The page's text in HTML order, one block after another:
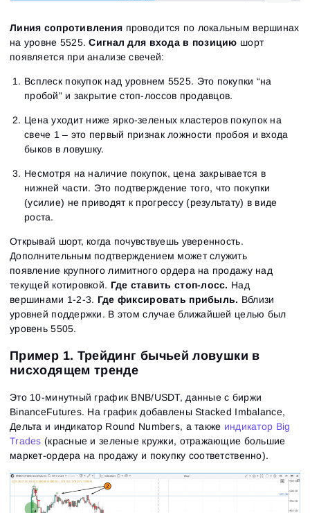
Линия сопротивления проводится по локальным вершинах
на уровне 5525.Сигнал для входа в позицию шорт
появляется при анализе свечей:
Всплеск покупок над уровнем 5525. Это покупки “на
пробой” и закрытие стоп-лоссов продавцов.
Цена уходит ниже ярко-зеленых кластеров покупок на
свече 1 – это первый признак ложности пробоя и входа
быков в ловушку.
Несмотря на наличие покупок, цена закрывается в
нижней части. Это подтверждение того, что покупки
(усилие) не приводят к прогрессу (результату) в виде
роста.
Открывай шорт, когда почувствуешь уверенность.
Дополнительным подтверждением может служить
появление крупного лимитного ордера на продажу над
текущей котировкой. Где ставить стоп-лосс. Над
вершинами 1-2-3. Где фиксировать прибыль. Вблизи
уровней поддержки. В этом случае ближайшей целью был
уровень 5505.
Пример 1. Трейдинг бычьей ловушки в
нисходящем тренде
Это 10-минутный график BNB/USDT, данные с биржи
BinanceFutures. На график добавлены Stacked Imbalance,
Дельта и индикатор Round Numbers, а также индикатор Big
Trades (красные и зеленые кружки, отражающие большие
маркет-ордера на продажу и покупку соответственно).
Вход
Email
Пароль
Восстановить пароль
ссылку для создания нового пароля.
Email
Регистрация
Email
Я хочу получать специальные предложения от
ATAS
Я принимаю:
Terms of use